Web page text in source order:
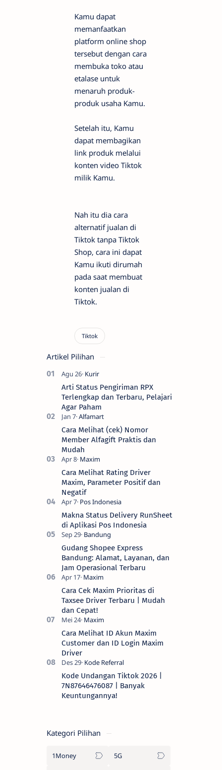
Kamu dapat
memanfaatkan
platform online shop
tersebut dengan cara
membuka toko atau
etalase untuk
menaruh produk-
produk usaha Kamu.
Setelah itu, Kamu
dapat membagikan
link produk melalui
konten video Tiktok
milik Kamu.
Nah itu dia cara
alternatif jualan di
Tiktok tanpa Tiktok
Shop, cara ini dapat
Kamu ikuti dirumah
pada saat membuat
konten jualan di
Tiktok.
Artikel Pilihan
Arti Status Pengiriman RPX
Terlengkap dan Terbaru, Pelajari
Agar Paham
Cara Melihat (cek) Nomor
Member Alfagift Praktis dan
Mudah
Cara Melihat Rating Driver
Maxim, Parameter Positif dan
Negatif
Makna Status Delivery RunSheet
di Aplikasi Pos Indonesia
Gudang Shopee Express
Bandung: Alamat, Layanan, dan
Jam Operasional Terbaru
Cara Cek Maxim Prioritas di
Taxsee Driver Terbaru | Mudah
dan Cepat!
Cara Melihat ID Akun Maxim
Customer dan ID Login Maxim
Driver
Kode Undangan Tiktok 2026 |
7N87646476087 | Banyak
Keuntungannya!
Kategori Pilihan
1Money 5G